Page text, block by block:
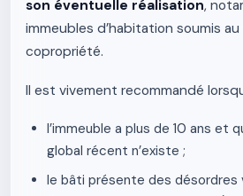
son éventuelle réalisation,
immeubles d’habitation soumis
copropriété.
Il est vivement recommandé
l’immeuble a plus de 10 ans et
global récent n’existe ;
le bâti présente des désordres